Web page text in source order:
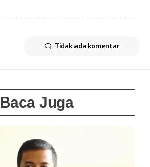
Tidak ada komentar
Baca Juga